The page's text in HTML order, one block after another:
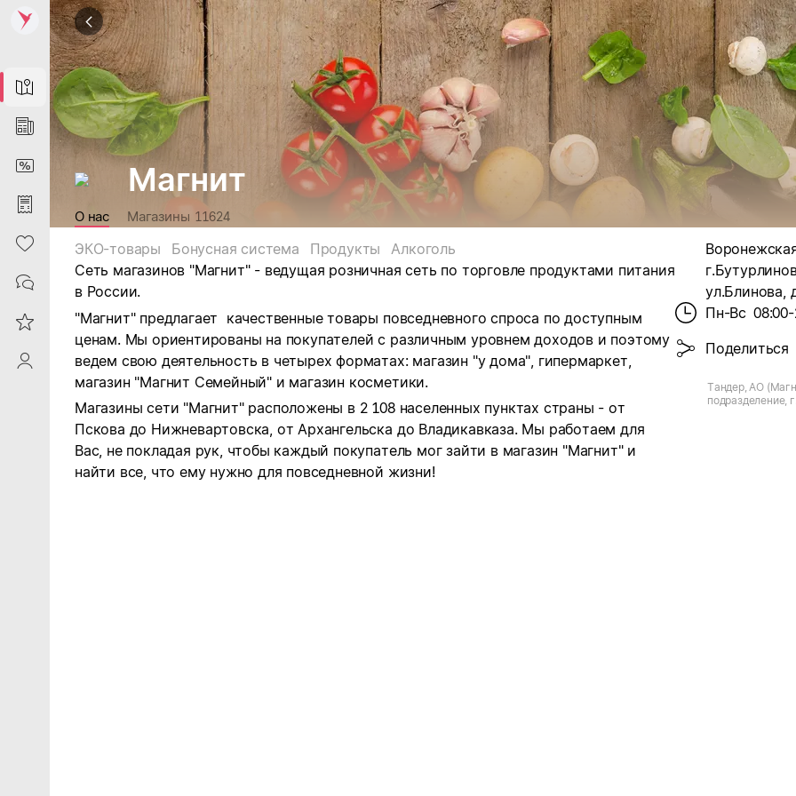
Map
News
DiscountCard
Purchases
Heart
Contacts
Reviews
ProfileSaby
Магнит
О нас Магазины 11624
ЭКО-товары Бонусная система Продукты
Алкоголь
Сеть магазинов "Магнит" - ведущая розничная сеть по торговле продуктами питания
в России.
"Магнит" предлагает качественные товары повседневного спроса по доступным
ценам. Мы ориентированы на покупателей с различным уровнем доходов и поэтому
ведем свою деятельность в четырех форматах: магазин "у дома", гипермаркет,
магазин "Магнит Семейный" и магазин косметики.
Магазины сети "Магнит" расположены в 2 108 населенных пунктах страны - от
Пскова до Нижневартовска, от Архангельска до Владикавказа. Мы работаем для
Вас, не покладая рук, чтобы каждый покупатель мог зайти в магазин "Магнит" и
найти все, что ему нужно для повседневной жизни!
ул.Блинова,
Пн-Вс
Поделиться
Тандер, АО
подразделение,